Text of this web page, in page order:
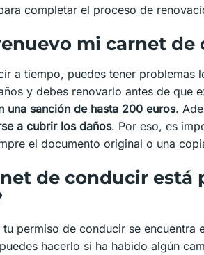
completar el proceso de
mi carnet
a tiempo, puedes tener problemas
y debes renovarlo antes de que
una sanción de hasta 200 euros.
a cubrir los daños. Por eso, es
el documento original o una
de conducir está
permiso de conducir se encuentra
hacerlo si ha habido algún